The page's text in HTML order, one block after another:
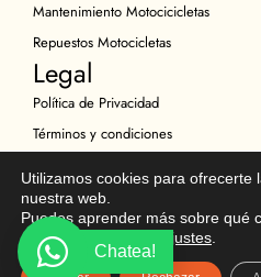
Mantenimiento Motocicicletas
Repuestos Motocicletas
Legal
Política de Privacidad
Términos y condiciones
Política de Devoluciones
Descargo de Responsabilidad
Copyright
Utilizamos cookies para ofrecerte
nuestra web.
Puedes aprender más sobre qué
desactivarlas en los
ajustes
Chatea!